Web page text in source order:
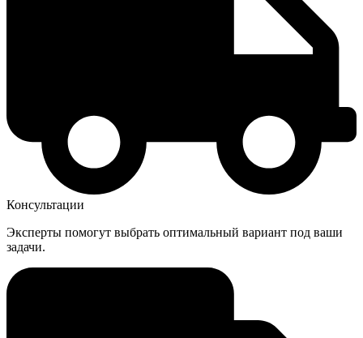
Консультации
Эксперты помогут выбрать оптимальный вариант под ваши
задачи.